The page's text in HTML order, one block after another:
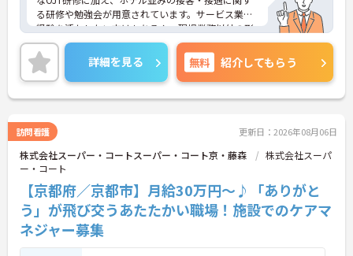
る研修や勉強会が用意されています。サービス業の
経験を活かしたい方はもちろん、現場業務以外の形
で医療・介護業界に携わりたい方にも安心のサポー
ト体制です。
◆受付やご家族の案内といった基本業務にとどまら
ず、ご入居者様向けのイベント企画・運営や、写
真・動画を使ったSNSの更新などもお任せします。
顔を引き出せるお仕事です
◆「接客・接遇手当（最大月3万円）」や「ケアマ
イスター手当（最大月2万円）」のほか、資格取得
支援制度も完備。働きながら確かなキャリアと収入
アップを目指せる環境が整っています。
詳細を見る 無料 紹介してもらう
訪問看護 更新日：2026年08月06日
株式会社スーパー・コートスーパー・コート京・藤森
株式会社スーパ
ー・コート
【京都府／京都市】月給30万円～♪「ありがと
う」が飛び交うあたたかい職場！施設でのケアマ
ネジャー募集